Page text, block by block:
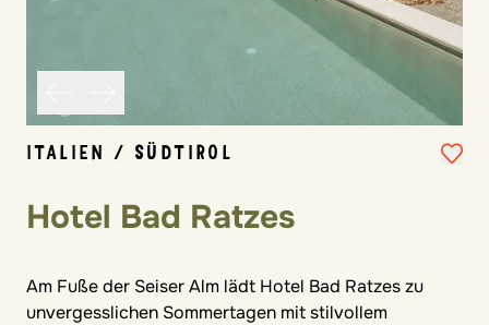
ITALIEN / SÜDTIROL
Hotel Bad Ratzes
Am Fuße der Seiser Alm lädt Hotel Bad Ratzes zu
unvergesslichen Sommertagen mit stilvollem